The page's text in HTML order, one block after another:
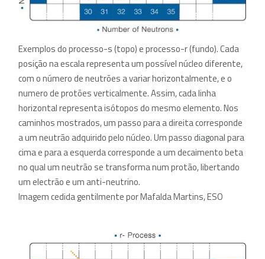
Exemplos do processo-s (topo) e processo-r (fundo). Cada
posição na escala representa um possível núcleo diferente,
com o número de neutrões a variar horizontalmente, e o
numero de protões verticalmente. Assim, cada linha
horizontal representa isótopos do mesmo elemento. Nos
caminhos mostrados, um passo para a direita corresponde
a um neutrão adquirido pelo núcleo. Um passo diagonal para
cima e para a esquerda corresponde a um decaimento beta
no qual um neutrão se transforma num protão, libertando
um electrão e um anti-neutrino.
Imagem cedida gentilmente por Mafalda Martins, ESO